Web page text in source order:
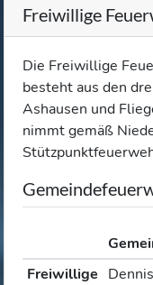
Freiwillige
Die Freiwillige
besteht aus den
Ashausen und
nimmt gemäß
Freiwillige